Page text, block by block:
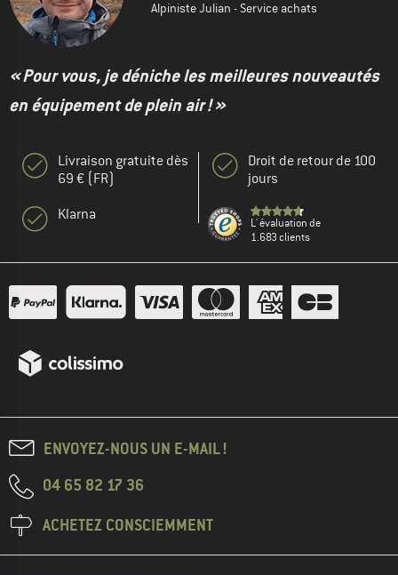
Alpiniste Julian - Service achats
« Pour vous, je déniche les meilleures nouveautés
en équipement de plein air ! »
Livraison gratuite dès
69 € (FR)
Klarna
Droit de retour de 100
jours
L' évaluation de
1.683 clients
ENVOYEZ-NOUS UN E-MAIL !
04 65 82 17 36
ACHETEZ CONSCIEMMENT